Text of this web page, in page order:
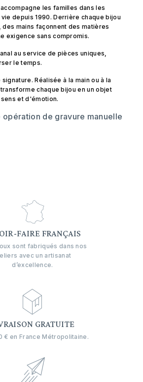
les familles dans les
depuis 1990. Derrière chaque bijou
des mains façonnent des matières
exigence sans compromis.
au service de pièces uniques,
le temps.
Réalisée à la main ou à la
chaque bijou en un objet
et d'émotion.
FAIRE FRANÇAIS
sont fabriqués dans nos
avec un artisanat
d’excellence.
GRATUITE
€ en France Métropolitaine.